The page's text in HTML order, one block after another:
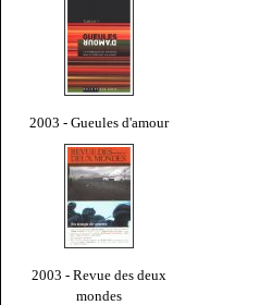
2003 - Gueules d'amour
2003 - Revue des deux
mondes